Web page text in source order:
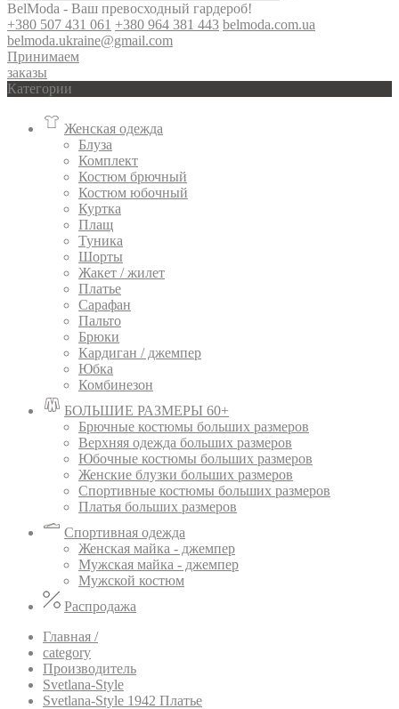
BelModa - Ваш превосходный гардероб!
+380 507 431 061 +380 964 381 443 belmoda.com.ua
belmoda.ukraine@gmail.com
Принимаем
заказы
Категории
Женская одежда
Блуза
Комплект
Костюм брючный
Костюм юбочный
Куртка
Плащ
Туника
Шорты
Жакет / жилет
Платье
Сарафан
Пальто
Брюки
Кардиган / джемпер
Юбка
Комбинезон
БОЛЬШИЕ РАЗМЕРЫ 60+
Брючные костюмы больших размеров
Верхняя одежда больших размеров
Юбочные костюмы больших размеров
Женские блузки больших размеров
Спортивные костюмы больших размеров
Платья больших размеров
Спортивная одежда
Женская майка - джемпер
Мужская майка - джемпер
Мужской костюм
Распродажа
Главная /
category
Производитель
Svetlana-Style
Svetlana-Style 1942 Платье